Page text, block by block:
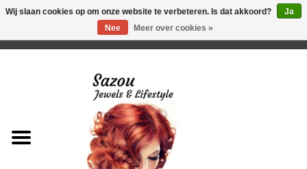
Just for Him
Wij slaan cookies op om onze website te verbeteren. Is dat akkoord?
Ja
Nee
Meer over cookies »